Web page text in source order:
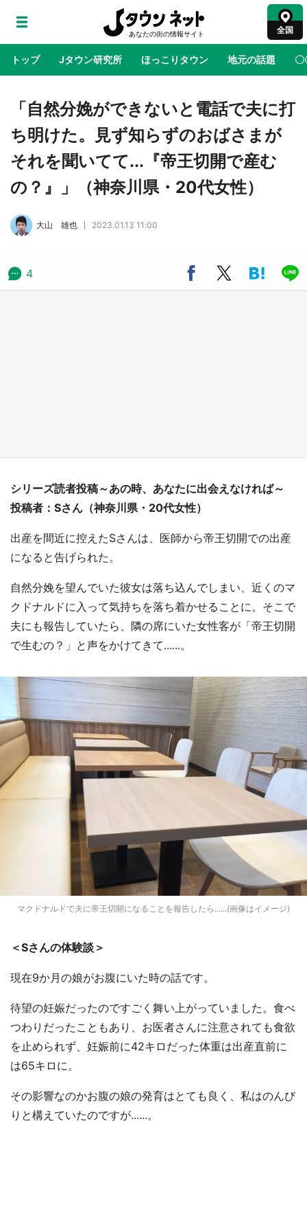
全国
トップ Jタウン研究所 ほっこりタウン 地元の話題 〇
地域×二次元 絶景 あの時はありがとう 物語がはじ
ラプラス・ダークネスが栃木県を征服！？ 県
公式プロモ動画で「聖地」が生産されてます
【7／31～1／31】
む 六本木ヒルズ展望台でコラボ、本邦初公開
日向翔陽＆影山飛雄が笹かまを食べる！ アニ
メ『ハイキュー！！』×老舗「鐘崎」コラボで
「自然分娩ができないと電話で夫に打
ち明けた。見ず知らずのおばさまが
それを聞いてて...『帝王切開で産む
の？』」（神奈川県・20代女性）
大山 雄也 2023.01.13 11:00
4
シリーズ読者投稿～あの時、あなたに出会えなければ～
投稿者：Sさん（神奈川県・20代女性）
出産を間近に控えたSさんは、医師から帝王切開での出産
になると告げられた。
自然分娩を望んでいた彼女は落ち込んでしまい、近くのマ
クドナルドに入って気持ちを落ち着かせることに。そこで
夫にも報告していたら、隣の席にいた女性客が「帝王切開
で生むの？」と声をかけてきて......。
マクドナルドで夫に帝王切開になることを報告したら......(画像はイメージ)
＜Sさんの体験談＞
現在9か月の娘がお腹にいた時の話です。
待望の妊娠だったのですごく舞い上がっていました。食べ
つわりだったこともあり、お医者さんに注意されても食欲
を止められず、妊娠前に42キロだった体重は出産直前に
は65キロに。
その影響なのかお腹の娘の発育はとても良く、私はのんび
りと構えていたのですが......。